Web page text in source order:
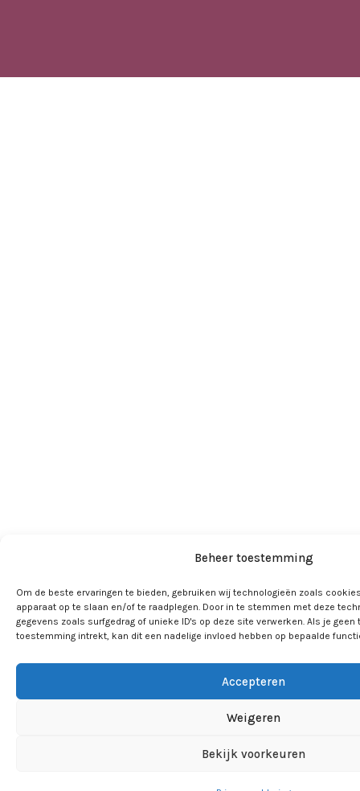
Beheer toestemming
Om de beste ervaringen te bieden, gebruiken wij technologieën zoals
apparaat op te slaan en/of te raadplegen. Door in te stemmen met deze
gegevens zoals surfgedrag of unieke ID's op deze site verwerken. Als je
toestemming intrekt, kan dit een nadelige invloed hebben op bepaalde
Accepteren
Weigeren
Bekijk voorkeuren